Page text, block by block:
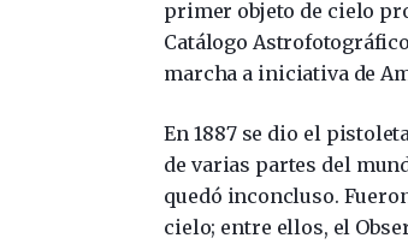
primer objeto de cielo
Catálogo
marcha a iniciativa de
En 1887 se dio el
de varias partes del
quedó inconcluso.
cielo; entre ellos, el